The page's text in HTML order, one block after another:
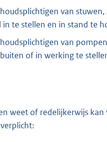
van
te stellen en in stand te
van
of in werking te
weet of redelijkerwijs